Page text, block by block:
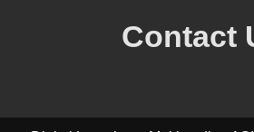
Contact